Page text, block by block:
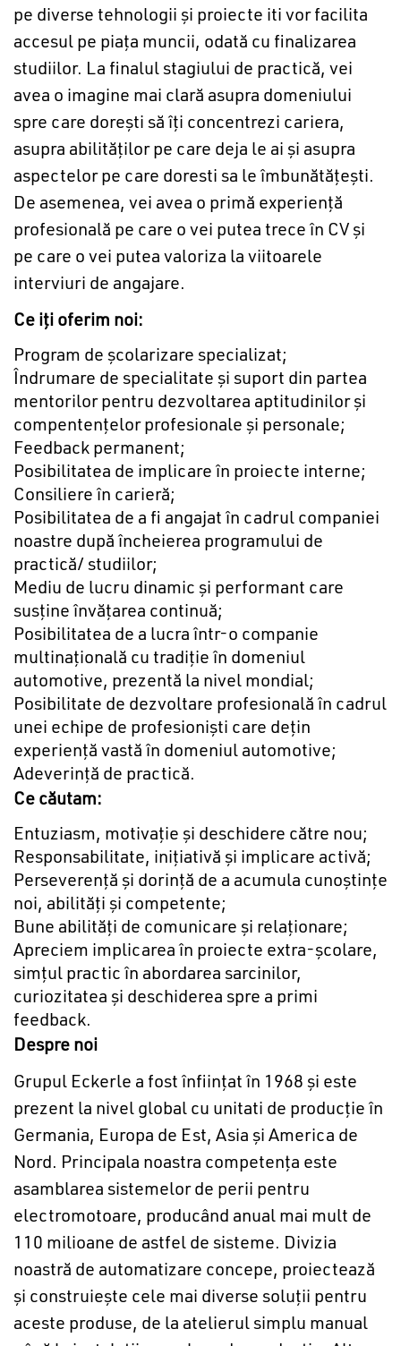
pe diverse tehnologii şi proiecte iti vor facilita
accesul pe piața muncii, odată cu finalizarea
studiilor. La finalul stagiului de practică, vei
avea o imagine mai clară asupra domeniului
spre care dorești să îți concentrezi cariera,
asupra abilităților pe care deja le ai şi asupra
aspectelor pe care doresti sa le îmbunătățești.
De asemenea, vei avea o primă experiență
profesională pe care o vei putea trece în CV și
pe care o vei putea valoriza la viitoarele
interviuri de angajare.
Ce iţi oferim noi:
Program de şcolarizare specializat;
Îndrumare de specialitate şi suport din partea
mentorilor pentru dezvoltarea aptitudinilor şi
compentenţelor profesionale şi personale;
Feedback permanent;
Posibilitatea de implicare în proiecte interne;
Consiliere în carieră;
Posibilitatea de a fi angajat în cadrul companiei
noastre după încheierea programului de
practică/ studiilor;
Mediu de lucru dinamic şi performant care
susţine învăţarea continuă;
Posibilitatea de a lucra într-o companie
multinaţională cu tradiţie în domeniul
automotive, prezentă la nivel mondial;
Posibilitate de dezvoltare profesională în cadrul
unei echipe de profesionişti care deţin
experienţă vastă în domeniul automotive;
Adeverință de practică.
Ce căutam:
Entuziasm, motivaţie şi deschidere către nou;
Responsabilitate, iniţiativă şi implicare activă;
Perseverenţă şi dorinţă de a acumula cunoştinţe
noi, abilităţi şi competente;
Bune abilități de comunicare şi relaţionare;
Apreciem implicarea în proiecte extra-școlare,
simțul practic în abordarea sarcinilor,
curiozitatea și deschiderea spre a primi
feedback.
Despre noi
Grupul Eckerle a fost înfiinţat în 1968 şi este
prezent la nivel global cu unitati de producţie în
Germania, Europa de Est, Asia şi America de
Nord. Principala noastra competenţa este
asamblarea sistemelor de perii pentru
electromotoare, producând anual mai mult de
110 milioane de astfel de sisteme. Divizia
noastră de automatizare concepe, proiectează
şi construieşte cele mai diverse soluţii pentru
aceste produse, de la atelierul simplu manual